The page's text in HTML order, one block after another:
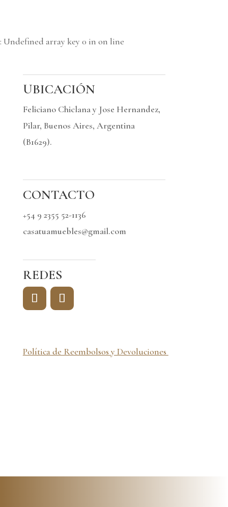
: Undefined array key 0 in on line
UBICACIÓN
Feliciano Chiclana y Jose Hernandez,
Pilar, Buenos Aires, Argentina
(B1629).
CONTACTO
+54 9 2355 52-1136
casatuamuebles@gmail.com
REDES
Política de Reembolsos y Devoluciones